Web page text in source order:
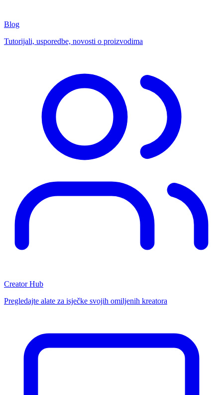
Blog
Tutorijali, usporedbe, novosti o proizvodima
Creator Hub
Pregledajte alate za isječke svojih omiljenih kreatora